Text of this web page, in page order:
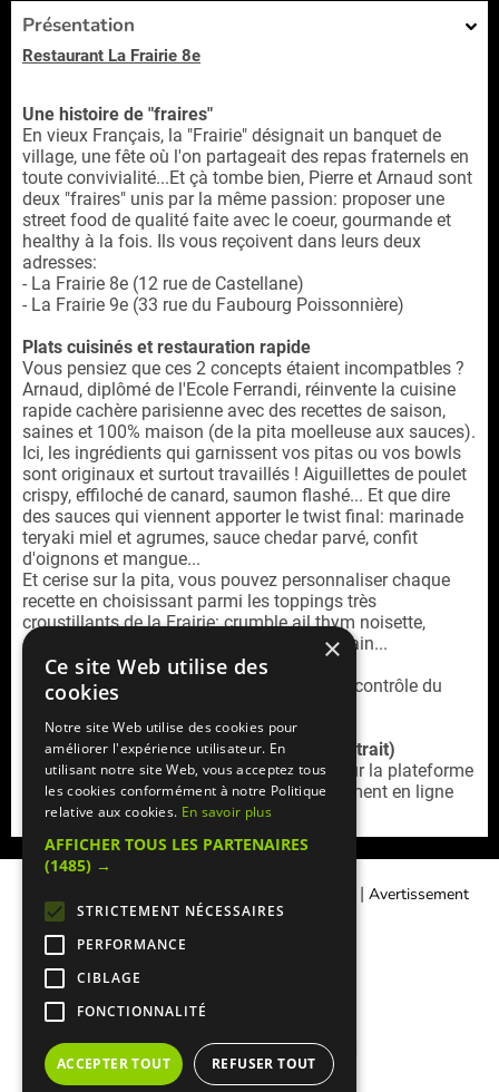
Présentation
Restaurant La Frairie 8e
Une histoire de "fraires"
En vieux Français, la "Frairie" désignait un banquet de
village, une fête où l'on partageait des repas fraternels en
toute convivialité...Et çà tombe bien, Pierre et Arnaud sont
deux "fraires" unis par la même passion: proposer une
street food de qualité faite avec le coeur, gourmande et
healthy à la fois. Ils vous reçoivent dans leurs deux
adresses:
- La Frairie 8e (12 rue de Castellane)
- La Frairie 9e (33 rue du Faubourg Poissonnière)
Plats cuisinés et restauration rapide
Vous pensiez que ces 2 concepts étaient incompatbles ?
Arnaud, diplômé de l'Ecole Ferrandi, réinvente la cuisine
rapide cachère parisienne avec des recettes de saison,
saines et 100% maison (de la pita moelleuse aux sauces).
Ici, les ingrédients qui garnissent vos pitas ou vos bowls
sont originaux et surtout travaillés ! Aiguillettes de poulet
crispy, effiloché de canard, saumon flashé... Et que dire
des sauces qui viennent apporter le twist final: marinade
teryaki miel et agrumes, sauce chedar parvé, confit
d'oignons et mangue...
Et cerise sur la pita, vous pouvez personnaliser chaque
recette en choisissant parmi les toppings très
croustillants de la Frairie: crumble ail thym noisette,
granola salé, oignons crispy, pignons de pain...
La Frairie est un restaurant cacher sous le contrôle du
rabbinat loubavitch de France.
Service commande en ligne (livraison / retrait)
Retrouvez lacarte livraison La Frairie 8e
sur la plateforme
Mangercacher.com(cagnotte, offres, paiement en ligne
sécurisé)
| Avertissement
Légal
×
Ce site Web utilise des
cookies
Notre site Web utilise des cookies pour
améliorer l'expérience utilisateur. En
utilisant notre site Web, vous acceptez tous
les cookies conformément à notre Politique
relative aux cookies. En savoir plus
AFFICHER TOUS LES PARTENAIRES
(1485) →
STRICTEMENT NÉCESSAIRES
PERFORMANCE
CIBLAGE
FONCTIONNALITÉ
ACCEPTER TOUT REFUSER TOUT